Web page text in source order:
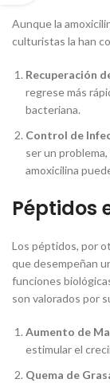
Aunque la
culturistas la han
Recuperación
regrese más
bacteriana.
Control de
ser un
amoxicilina
Péptidos
Los péptidos, por
que desempeñan
funciones
son valorados por
Aumento de
estimular el
Quema de